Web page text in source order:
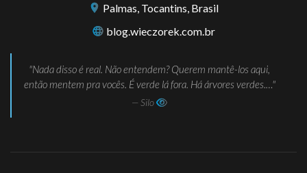
Palmas, Tocantins, Brasil
blog.wieczorek.com.br
Nada disso é real. Não entendem? Querem mantê-los aqui,
então mentem pra vocês. É verde lá fora. Há árvores verdes.…
— Silo